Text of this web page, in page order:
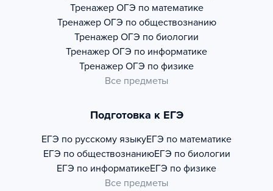
Тренажер ОГЭ по математике
Тренажер ОГЭ по обществознанию
Тренажер ОГЭ по биологии
Тренажер ОГЭ по информатике
Тренажер ОГЭ по физике
Все предметы
Подготовка к ЕГЭ
ЕГЭ по русскому языкуЕГЭ по математике
ЕГЭ по обществознаниюЕГЭ по биологии
ЕГЭ по информатикеЕГЭ по физике
Все предметы